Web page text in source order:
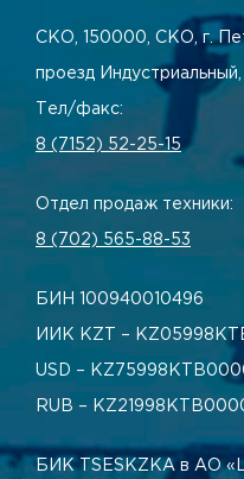
СКО, 150000, СКО, г.
проезд Индустриальный,
Тел/факс:
8 (7152) 52-25-15
Отдел продаж техники:
8 (702) 565-88-53
БИН 100940010496
ИИК KZT –
USD –
RUB –
БИК TSESKZKA в АО